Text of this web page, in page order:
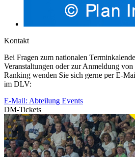
Kontakt
Bei Fragen zum nationalen
Veranstaltungen oder zur Anmeldung
Ranking wenden Sie sich gerne per E-
im DLV:
E-Mail: Abteilung Events
DM-Tickets